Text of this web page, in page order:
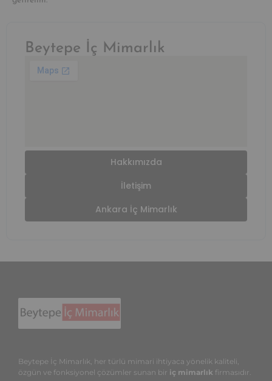
Beytepe İç Mimarlık
Hakkımızda
İletişim
Ankara İç Mimarlık
Beytepe İç Mimarlık, her türlü mimari ihtiyaca yönelik kaliteli,
özgün ve fonksiyonel çözümler sunan bir iç mimarlık firmasıdır.